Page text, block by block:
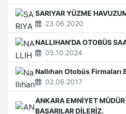
SARIYAR YÜZME
23.06.2020
NALLIHAN'DA OTOBÜS
05.10.2024
Nallıhan Otobüs Firmaları
02.06.2017
ANKARA EMNİYET
BAŞARILAR DİLERİZ.